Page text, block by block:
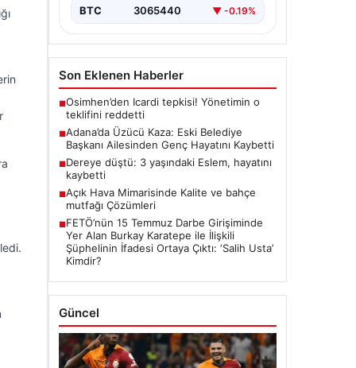
BTC 3065440 ▼ -0.19%
Son Eklenen Haberler
■Osimhen’den Icardi tepkisi! Yönetimin o
teklifini reddetti
■Adana’da Üzücü Kaza: Eski Belediye
Başkanı Ailesinden Genç Hayatını Kaybetti
■Dereye düştü: 3 yaşındaki Eslem, hayatını
kaybetti
■Açık Hava Mimarisinde Kalite ve bahçe
mutfağı Çözümleri
■FETÖ’nün 15 Temmuz Darbe Girişiminde
Yer Alan Burkay Karatepe ile İlişkili
Şüphelinin İfadesi Ortaya Çıktı: ‘Salih Usta’
Kimdir?
Güncel